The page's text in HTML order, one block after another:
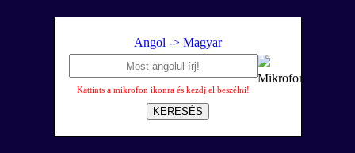
Angol -> Magyar
Kattints a mikrofon ikonra és kezdj el beszélni!
KERESÉS